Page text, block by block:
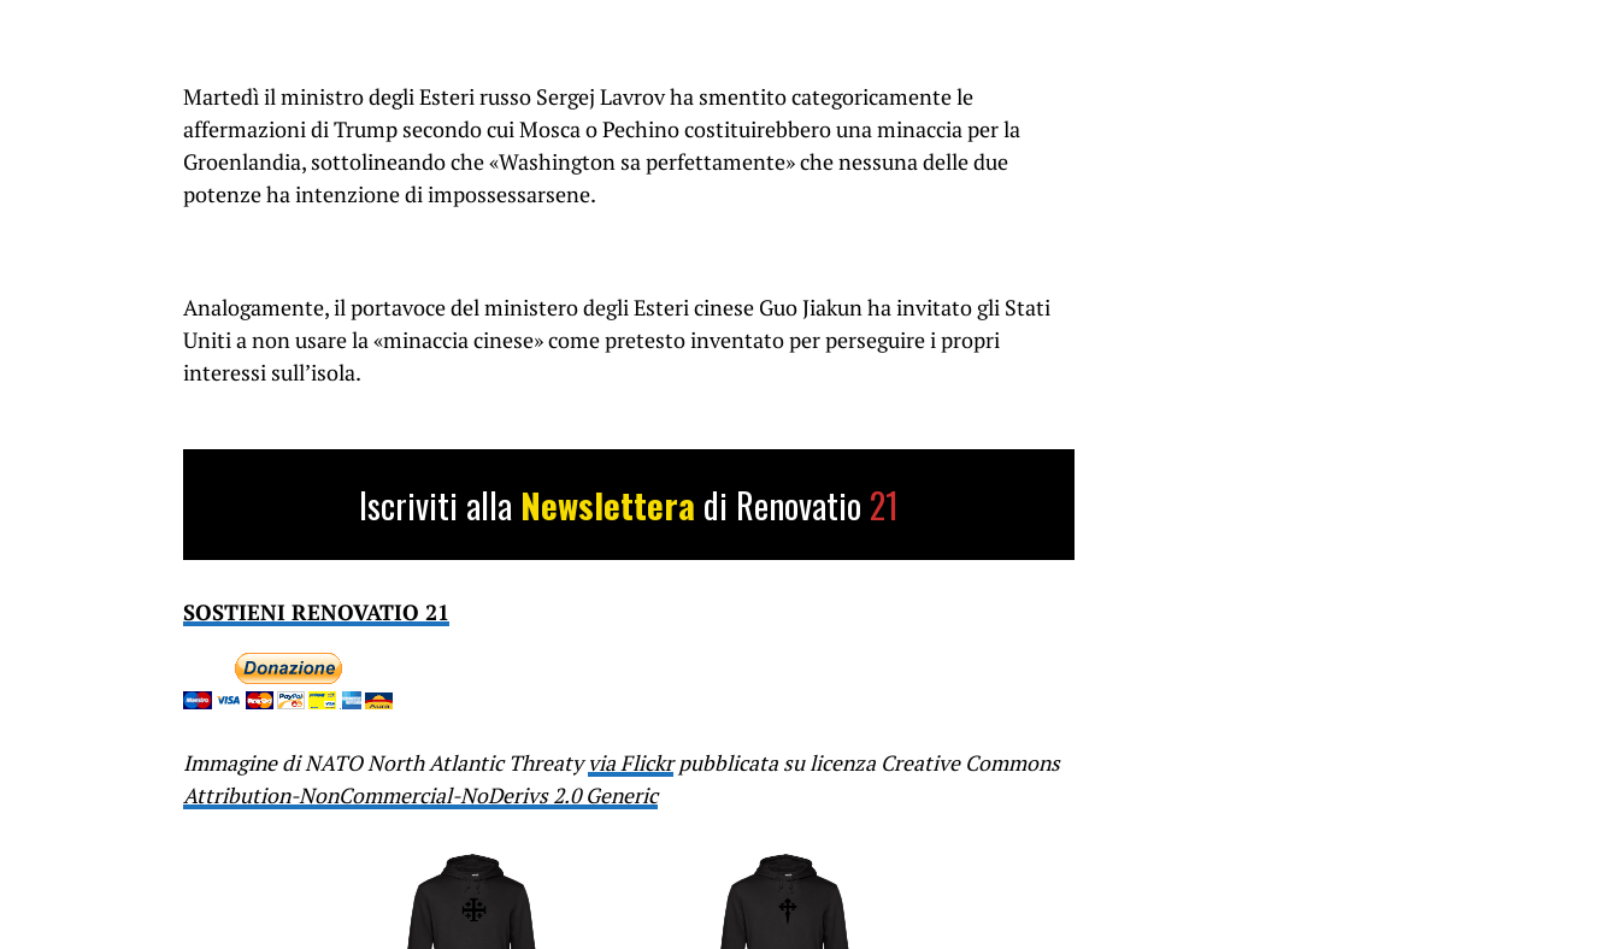
Martedì il ministro degli Esteri russo Sergej Lavrov ha smentito categoricamente le
affermazioni di Trump secondo cui Mosca o Pechino costituirebbero una minaccia per la
Groenlandia, sottolineando che «Washington sa perfettamente» che nessuna delle due
potenze ha intenzione di impossessarsene.
Analogamente, il portavoce del ministero degli Esteri cinese Guo Jiakun ha invitato gli Stati
Uniti a non usare la «minaccia cinese» come pretesto inventato per perseguire i propri
interessi sull’isola.
Iscriviti alla Newslettera di Renovatio 21
SOSTIENI RENOVATIO 21
Immagine di NATO North Atlantic Threatyvia Flickrpubblicata su licenza Creative Commons
Attribution-NonCommercial-NoDerivs 2.0 Generic